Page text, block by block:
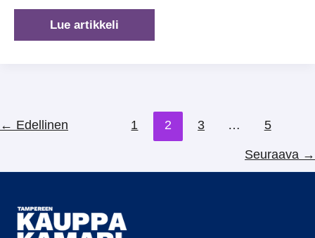
Elämystalouden
kehitysohjelma
Lue artikkeli
← Edellinen 1 2 3 … 5
Seuraava →